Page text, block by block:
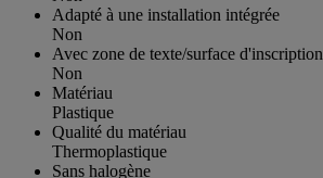
Adapté à une installation intégrée
Non
Avec zone de texte/surface d'inscription
Non
Matériau
Plastique
Qualité du matériau
Thermoplastique
Sans halogène